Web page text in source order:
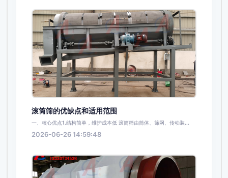
滚筒筛的优缺点和适用范围
一、核心优点1.结构简单，维护成本低 滚筒筛由筒体、筛网、传动装...
2026-06-26 14:59:48